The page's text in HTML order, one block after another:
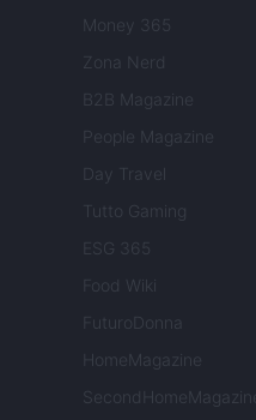
Money 365
Zona Nerd
B2B Magazine
People Magazine
Day Travel
Tutto Gaming
ESG 365
Food Wiki
FuturoDonna
HomeMagazine
SecondHomeMagazine